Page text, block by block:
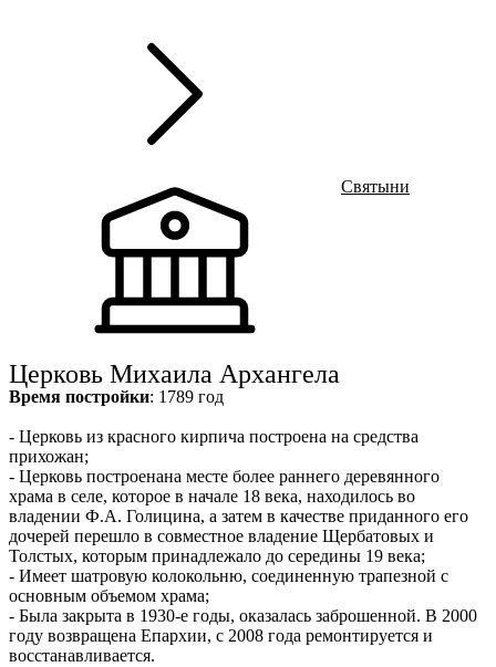
Святыни
Церковь Михаила Архангела
Время постройки: 1789 год
- Церковь из красного кирпича построена на средства
прихожан;
- Церковь построенана месте более раннего деревянного
храма в селе, которое в начале 18 века, находилось во
владении Ф.А. Голицина, а затем в качестве приданного его
дочерей перешло в совместное владение Щербатовых и
Толстых, которым принадлежало до середины 19 века;
- Имеет шатровую колокольню, соединенную трапезной с
основным объемом храма;
- Была закрыта в 1930-е годы, оказалась заброшенной. В 2000
году возвращена Епархии, с 2008 года ремонтируется и
восстанавливается.